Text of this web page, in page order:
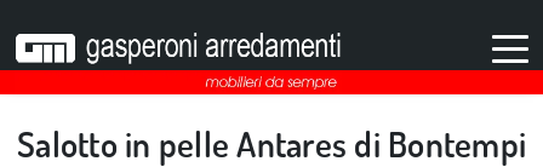
Salotto in pelle Antares di Bontempi